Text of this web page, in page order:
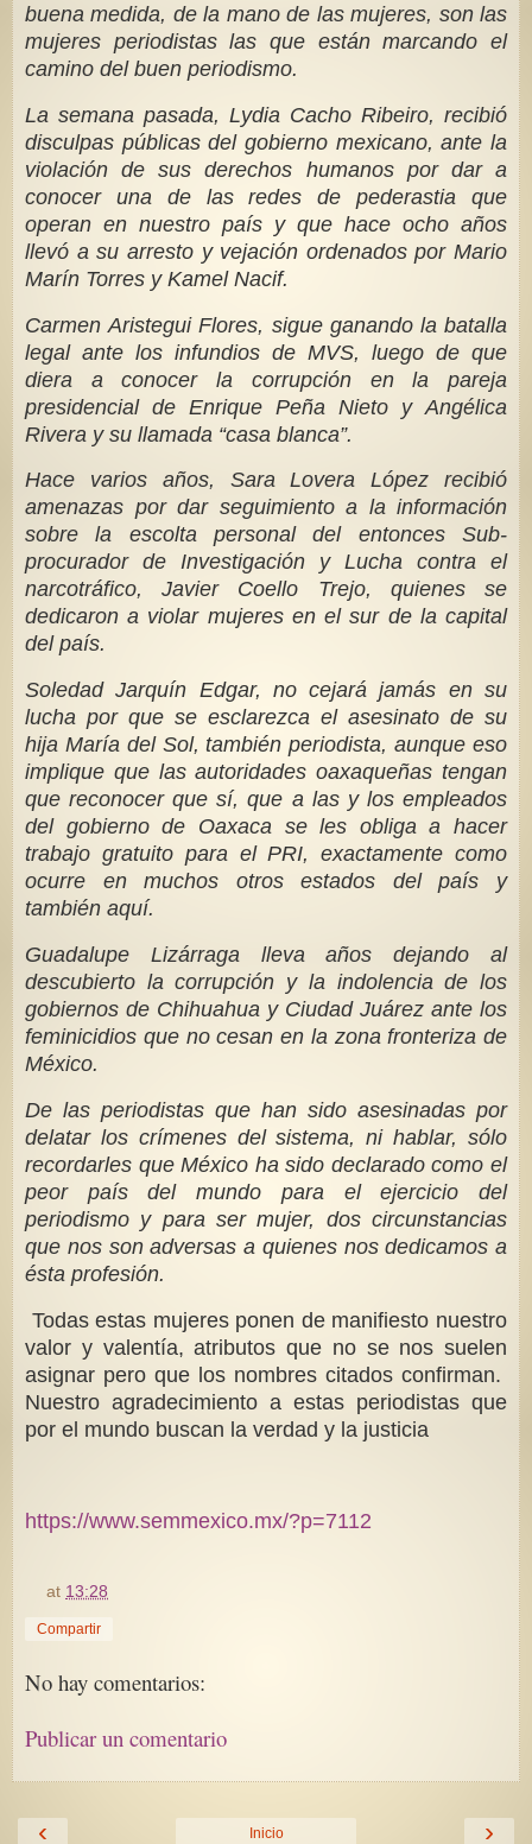
buena medida, de la mano de las mujeres, son las
mujeres periodistas las que están marcando el
camino del buen periodismo.
La semana pasada, Lydia Cacho Ribeiro, recibió
disculpas públicas del gobierno mexicano, ante la
violación de sus derechos humanos por dar a
conocer una de las redes de pederastia que
operan en nuestro país y que hace ocho años
llevó a su arresto y vejación ordenados por Mario
Marín Torres y Kamel Nacif.
Carmen Aristegui Flores, sigue ganando la batalla
legal ante los infundios de MVS, luego de que
diera a conocer la corrupción en la pareja
presidencial de Enrique Peña Nieto y Angélica
Rivera y su llamada “casa blanca”.
Hace varios años, Sara Lovera López recibió
amenazas por dar seguimiento a la información
sobre la escolta personal del entonces Sub-
procurador de Investigación y Lucha contra el
narcotráfico, Javier Coello Trejo, quienes se
dedicaron a violar mujeres en el sur de la capital
del país.
Soledad Jarquín Edgar, no cejará jamás en su
lucha por que se esclarezca el asesinato de su
hija María del Sol, también periodista, aunque eso
implique que las autoridades oaxaqueñas tengan
que reconocer que sí, que a las y los empleados
del gobierno de Oaxaca se les obliga a hacer
trabajo gratuito para el PRI, exactamente como
ocurre en muchos otros estados del país y
también aquí.
Guadalupe Lizárraga lleva años dejando al
descubierto la corrupción y la indolencia de los
gobiernos de Chihuahua y Ciudad Juárez ante los
feminicidios que no cesan en la zona fronteriza de
México.
De las periodistas que han sido asesinadas por
delatar los crímenes del sistema, ni hablar, sólo
recordarles que México ha sido declarado como el
peor país del mundo para el ejercicio del
periodismo y para ser mujer, dos circunstancias
que nos son adversas a quienes nos dedicamos a
ésta profesión.
Todas estas mujeres ponen de manifiesto nuestro
valor y valentía, atributos que no se nos suelen
asignar pero que los nombres citados confirman.
Nuestro agradecimiento a estas periodistas que
por el mundo buscan la verdad y la justicia
https://www.semmexico.mx/?p=7112
at 13:28
Compartir
No hay comentarios:
Publicar un comentario
‹ ›
Inicio